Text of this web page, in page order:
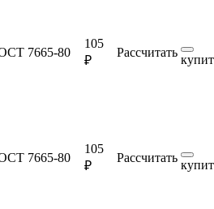
7665-80
105
₽
Рассчитать
7665-80
105
₽
Рассчитать